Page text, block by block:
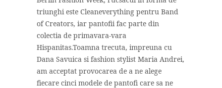
triunghi este Cleaneverything pentru Band
of Creators, iar pantofii fac parte din
colectia de primavara-vara
Hispanitas.Toamna trecuta, impreuna cu
Dana Savuica si fashion stylist Maria Andrei,
am acceptat provocarea de a ne alege
fiecare cinci modele de pantofi care sa ne